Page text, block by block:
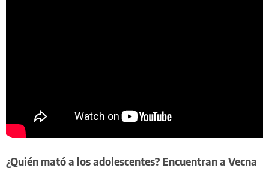
¿Quién mató a los adolescentes? Encuentran a Vecna